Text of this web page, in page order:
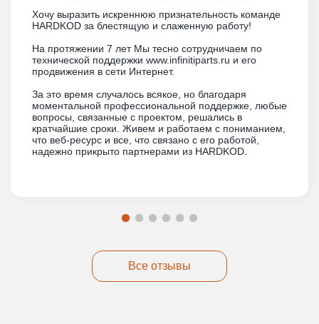
Хочу выразить искреннюю признательность команде
HARDKOD за блестящую и слаженную работу!
На протяжении 7 лет Мы тесно сотрудничаем по
технической поддержки www.infinitiparts.ru и его
продвижения в сети Интернет.
За это время случалось всякое, но благодаря
моментальной профессиональной поддержке, любые
вопросы, связанные с проектом, решались в
кратчайшие сроки. Живем и работаем с пониманием,
что веб-ресурс и все, что связано с его работой,
надежно прикрыто партнерами из HARDKOD.
Все отзывы